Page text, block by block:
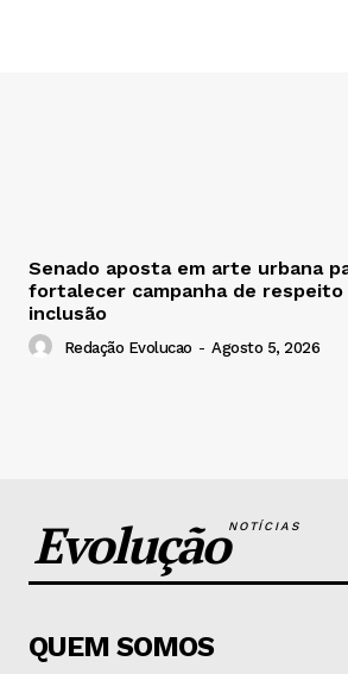
Senado aposta em arte urbana
fortalecer campanha de respeito
inclusão
Redação Evolucao - Agosto 5, 2026
EvoluçãoNOTÍCIAS
QUEM SOMOS